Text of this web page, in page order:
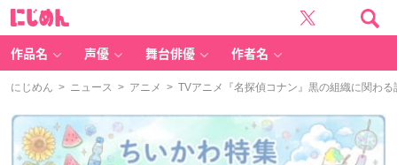
作品名 声優 舞台俳優 作者名
にじめん > ニュース > アニメ > TVアニメ『名探偵コナン』黒の組織に関わ